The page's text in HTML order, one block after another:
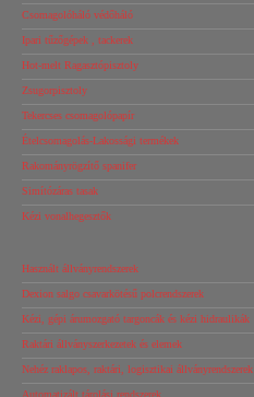
Csomagolóháló védőháló
Ipari tűzőgépek , tackerek
Hot-melt Ragasztópisztoly
Zsugorpisztoly
Tekercses csomagolópapír
Ételcsomagolás-Lakossági termékek
Rakományrögzítő spanifer
Simítózáras tasak
Kézi vonalhegesztők
Használt állványrendszerek
Dexion salgo csavarkötésű polcrendszerek
Kézi, gépi árumozgató targoncák és kézi hidraulikák
Raktári állványszerkezetek és elemek
Nehéz raklapos, raktári, logisztikai állványrendszerek